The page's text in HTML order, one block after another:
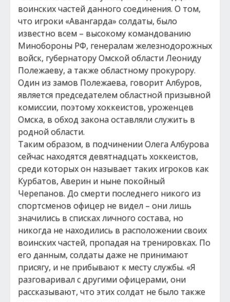
воинских частей данного соединения. О том,
что игроки «Авангарда» солдаты, было
известно всем – высокому командованию
Минобороны РФ, генералам железнодорожных
войск, губернатору Омской области Леониду
Полежаеву, а также областному прокурору.
Один из замов Полежаева, говорит Албуров,
является председателем областной призывной
комиссии, поэтому хоккеистов, уроженцев
Омска, в обход закона оставляли служить в
родной области.
Таким образом, в подчинении Олега Албурова
сейчас находятся девятнадцать хоккеистов,
среди которых он называет таких игроков как
Курбатов, Аверин и ныне покойный
Черепанов. До смерти последнего никого из
спортсменов офицер не видел – они лишь
значились в списках личного состава, но
никогда не находились в расположении своих
воинских частей, пропадая на тренировках. По
его данным, солдаты даже не принимают
присягу, и не прибывают к месту службы. «Я
разговаривал с другими офицерами, они
рассказывают, что этих солдат не было также